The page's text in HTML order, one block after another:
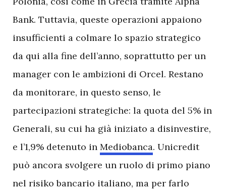
Bank. Tuttavia, queste operazioni appaiono
insufficienti a colmare lo spazio strategico
da qui alla fine dell’anno, soprattutto per un
manager con le ambizioni di Orcel. Restano
da monitorare, in questo senso, le
partecipazioni strategiche: la quota del 5% in
Generali, su cui ha già iniziato a disinvestire,
e l’1,9% detenuto in Mediobanca. Unicredit
può ancora svolgere un ruolo di primo piano
nel risiko bancario italiano, ma per farlo